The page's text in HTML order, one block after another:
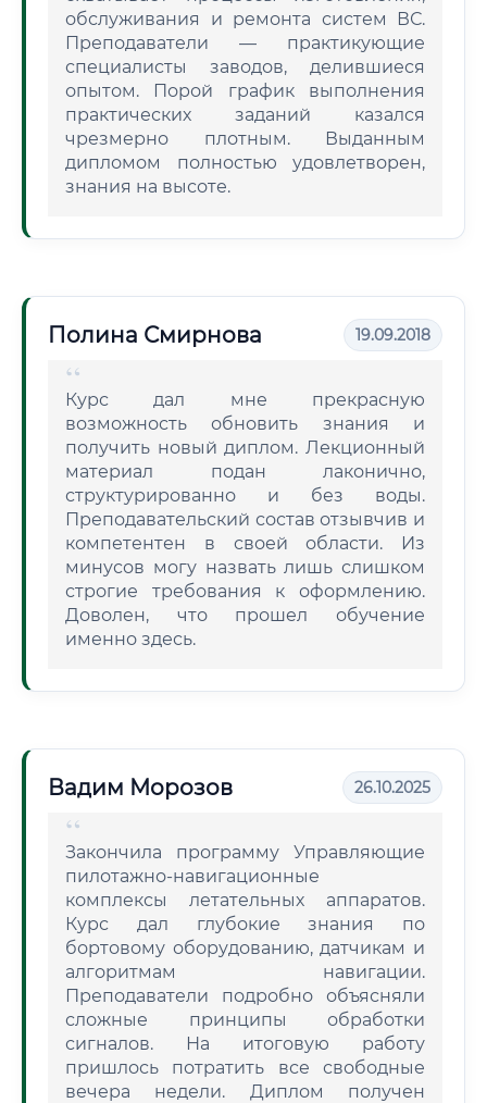
обслуживания и ремонта систем ВС.
Преподаватели — практикующие
специалисты заводов, делившиеся
опытом. Порой график выполнения
практических заданий казался
чрезмерно плотным. Выданным
дипломом полностью удовлетворен,
знания на высоте.
Полина Смирнова 19.09.2018
Курс дал мне прекрасную
возможность обновить знания и
получить новый диплом. Лекционный
материал подан лаконично,
структурированно и без воды.
Преподавательский состав отзывчив и
компетентен в своей области. Из
минусов могу назвать лишь слишком
строгие требования к оформлению.
Доволен, что прошел обучение
именно здесь.
Вадим Морозов 26.10.2025
Закончила программу Управляющие
пилотажно-навигационные
комплексы летательных аппаратов.
Курс дал глубокие знания по
бортовому оборудованию, датчикам и
алгоритмам навигации.
Преподаватели подробно объясняли
сложные принципы обработки
сигналов. На итоговую работу
пришлось потратить все свободные
вечера недели. Диплом получен